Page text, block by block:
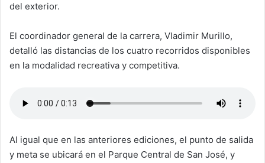
del exterior.
El coordinador general de la carrera, Vladimir Murillo,
detalló las distancias de los cuatro recorridos disponibles
en la modalidad recreativa y competitiva.
Al igual que en las anteriores ediciones, el punto de salida
y meta se ubicará en el Parque Central de San José, y